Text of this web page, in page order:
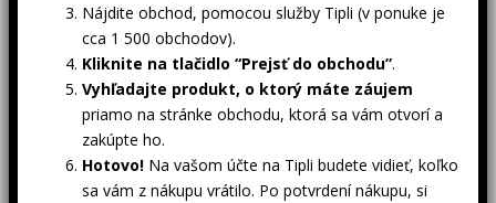
Nájdite obchod, pomocou služby Tipli (v ponuke je
cca 1 500 obchodov).
Kliknite na tlačidlo “Prejsť do obchodu”.
Vyhľadajte produkt, o ktorý máte záujem
priamo na stránke obchodu, ktorá sa vám otvorí a
zakúpte ho.
Hotovo! Na vašom účte na Tipli budete vidieť, koľko
sa vám z nákupu vrátilo. Po potvrdení nákupu, si